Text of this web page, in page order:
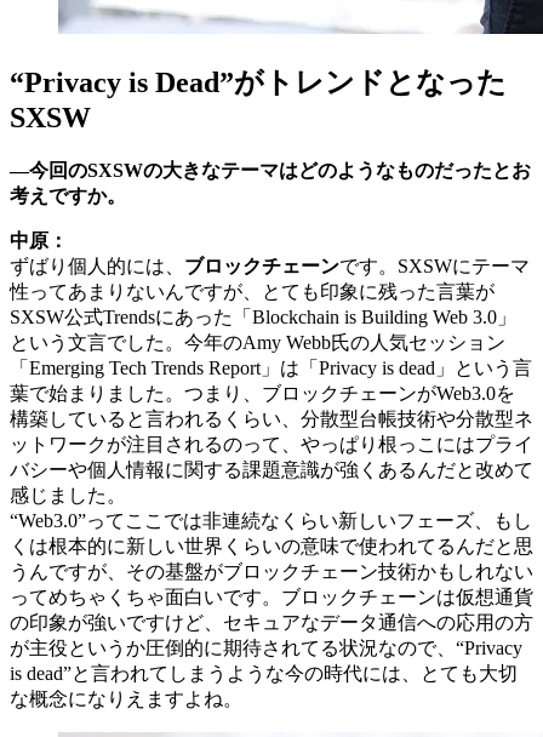
“Privacy is Dead”がトレンドとなった
SXSW
―今回のSXSWの大きなテーマはどのようなものだったとお
考えですか。
中原：
ずばり個人的には、 ブロックチェーンです。SXSWにテーマ
性ってあまりないんですが、とても印象に残った言葉が
SXSW公式Trendsにあった「Blockchain is Building Web 3.0」
という文言でした。今年のAmy Webb氏の人気セッション
「Emerging Tech Trends Report」は「Privacy is dead」という言
葉で始まりました。つまり、ブロックチェーンがWeb3.0を
構築していると言われるくらい、分散型台帳技術や分散型ネ
ットワークが注目されるのって、やっぱり根っこにはプライ
バシーや個人情報に関する課題意識が強くあるんだと改めて
感じました。
“Web3.0”ってここでは非連続なくらい新しいフェーズ、もし
くは根本的に新しい世界くらいの意味で使われてるんだと思
うんですが、その基盤がブロックチェーン技術かもしれない
ってめちゃくちゃ面白いです。ブロックチェーンは仮想通貨
の印象が強いですけど、セキュアなデータ通信への応用の方
が主役というか圧倒的に期待されてる状況なので、“Privacy
is dead”と言われてしまうような今の時代には、とても大切
な概念になりえますよね。